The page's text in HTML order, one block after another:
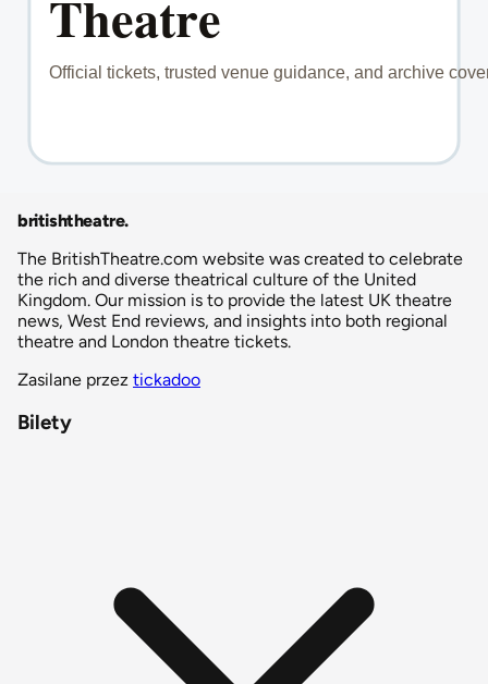
britishtheatre.
The BritishTheatre.com website was created to celebrate
the rich and diverse theatrical culture of the United
Kingdom. Our mission is to provide the latest UK theatre
news, West End reviews, and insights into both regional
theatre and London theatre tickets.
Zasilane przez tickadoo
Bilety